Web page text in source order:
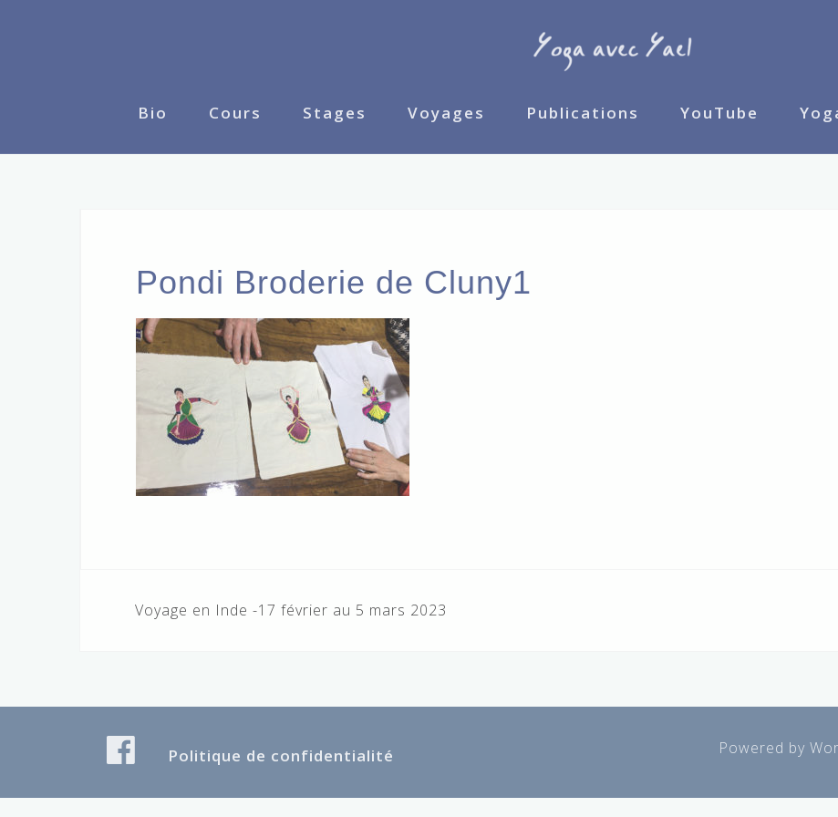
Bio Cours Stages Voyages Publications YouTube
Pondi Broderie de Cluny1
Navigation
Voyage en Inde -17 février au 5 mars 2023
Politique de confidentialité Powered by